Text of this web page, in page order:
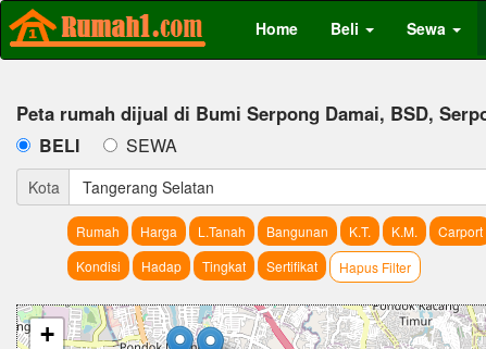
Home Beli Sewa
Peta rumah dijual di Bumi Serpong Damai, BSD,
BELI SEWA
Kota Tangerang Selatan
Rumah Harga L.Tanah Bangunan K.T. K.M. Carport
Kondisi
Hadap Tingkat Sertifikat Hapus Filter
+